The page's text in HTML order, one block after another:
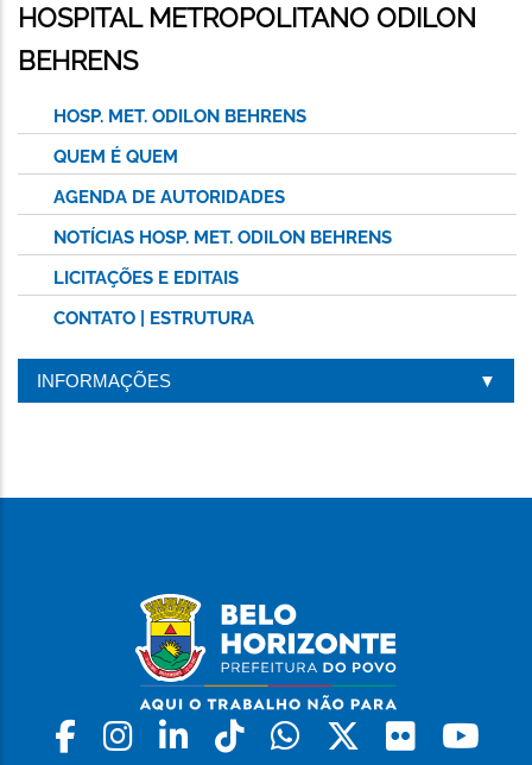
HOSPITAL METROPOLITANO ODILON
BEHRENS
HOSP. MET. ODILON BEHRENS
QUEM É QUEM
AGENDA DE AUTORIDADES
NOTÍCIAS HOSP. MET. ODILON BEHRENS
LICITAÇÕES E EDITAIS
CONTATO | ESTRUTURA
INFORMAÇÕES
Facebook
Instagram
LinkedinTiktokWhatsapp
X Flickr